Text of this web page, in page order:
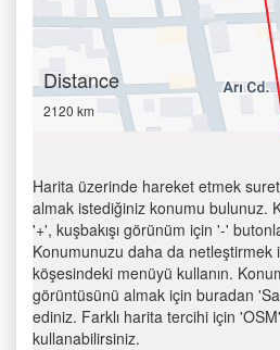
Distance
2120 km
Harita üzerinde hareket etmek
almak istediğiniz konumu bulunuz.
'+', kuşbakışı görünüm için '-'
Konumunuzu daha da netleştirmek
köşesindeki menüyü kullanın.
görüntüsünü almak için buradan
ediniz. Farklı harita tercihi için
kullanabilirsiniz.